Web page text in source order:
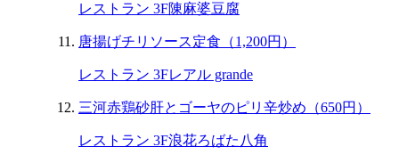
レストラン 3F陳麻婆豆腐
唐揚げチリソース定食（1,200円）
レストラン 3Fレアル grande
三河赤鶏砂肝とゴーヤのピリ辛炒め（650円）
レストラン 3F浪花ろばた八角